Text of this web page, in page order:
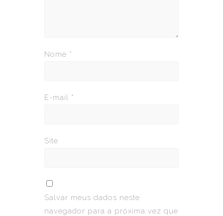
Nome *
E-mail *
Site
Salvar meus dados neste
navegador para a próxima vez que